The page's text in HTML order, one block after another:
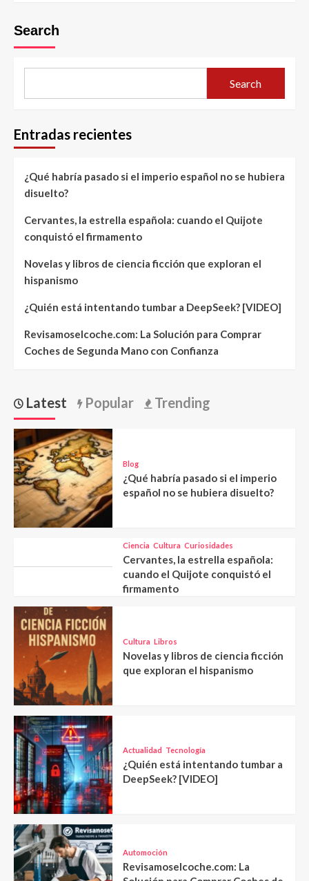
Search
Search
Entradas recientes
¿Qué habría pasado si el imperio español no se hubiera
disuelto?
Cervantes, la estrella española: cuando el Quijote
conquistó el firmamento
Novelas y libros de ciencia ficción que exploran el
hispanismo
¿Quién está intentando tumbar a DeepSeek? [VIDEO]
Revisamoselcoche.com: La Solución para Comprar
Coches de Segunda Mano con Confianza
Latest Popular Trending
Blog
¿Qué habría pasado si el imperio
español no se hubiera disuelto?
Ciencia Cultura Curiosidades
Cervantes, la estrella española:
cuando el Quijote conquistó el
firmamento
Cultura Libros
Novelas y libros de ciencia ficción
que exploran el hispanismo
Actualidad Tecnología
¿Quién está intentando tumbar a
DeepSeek? [VIDEO]
Automoción
Revisamoselcoche.com: La